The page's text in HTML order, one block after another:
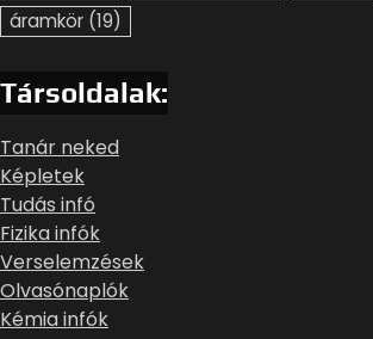
áramkör (19)
Társoldalak:
Tanár neked
Képletek
Tudás infó
Fizika infók
Verselemzések
Olvasónaplók
Kémia infók